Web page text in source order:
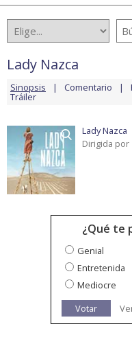
Lady Nazca
Sinopsis Comentario
Tráiler
Lady Nazca
Dirigida por
¿Qué te
Genial
Entretenida
Mediocre
Votar